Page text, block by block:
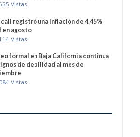
Vistas
registró una Inflación de 4.45%
en agosto
Vistas
formal en Baja California continua
de debilidad al mes de
Vistas